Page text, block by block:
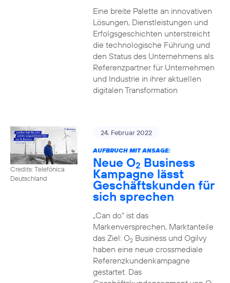
Eine breite Palette an innovativen
Lösungen, Dienstleistungen und
Erfolgsgeschichten unterstreicht
die technologische Führung und
den Status des Unternehmens als
Referenzpartner für Unternehmen
und Industrie in ihrer aktuellen
digitalen Transformation
Credits: Telefónica
Deutschland
24. Februar 2022
AUFBRUCH MIT ANSAGE:
Neue O2 Business
Kampagne lässt
Geschäftskunden für
sich sprechen
„Can do“ ist das
Markenversprechen, Marktanteile
das Ziel: O2Business und Ogilvy
haben eine neue crossmediale
Referenzkundenkampagne
gestartet. Das